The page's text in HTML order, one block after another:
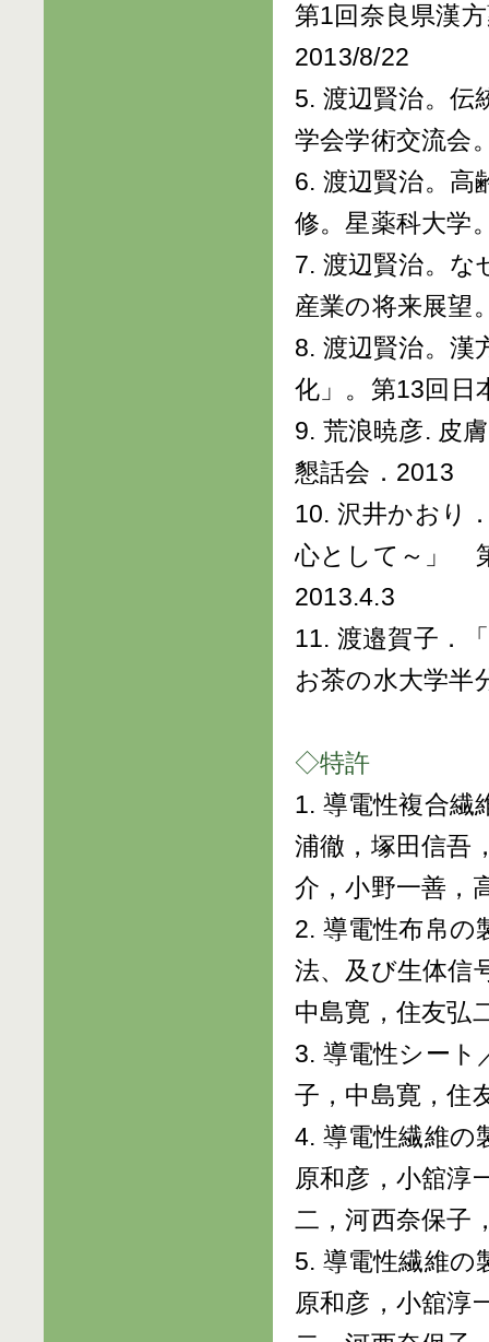
第1回奈良県漢
2013/8/22
5. 渡辺賢治。伝
学会学術交流会
6. 渡辺賢治。高
修。星薬科大
7. 渡辺賢治。
産業の将来展
8. 渡辺賢治。漢
化」。第13回
9. 荒浪暁彦. 皮
懇話会．2013
10. 沢井かおり
心として～」
2013.4.3
11. 渡邉賀子．
お茶の水大学
◇特許
1. 導電性複合繊
浦徹，塚田信吾
介，小野一善，
2. 導電性布帛の
法、及び生体信
中島寛，住友弘
3. 導電性シート
子，中島寛，住
4. 導電性繊維の
原和彦，小舘淳
二，河西奈保子
5. 導電性繊維の
原和彦，小舘淳